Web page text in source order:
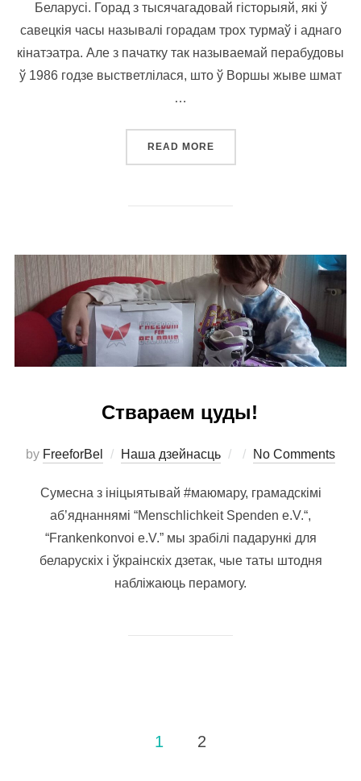
Беларусі. Горад з тысячагадовай гісторыяй, які ў
савецкія часы называлі горадам трох турмаў і аднаго
кінатэатра. Але з пачатку так называемай перабудовы
ў 1986 годзе выстветлілася, што ў Воршы жыве шмат
…
READ MORE“КНІГА “АРШАНСКАЯ
Ствараем цуды!
by FreeforBel Наша дзейнасць
Posted
No Comments
Сумесна з ініцыятывай #маюмару, грамадскімі
аб’яднаннямі “Menschlichkeit Spenden e.V.“,
“Frankenkonvoi e.V.” мы зрабілі падарункі для
беларускіх і ўкраінскіх дзетак, чые таты штодня
набліжаюць перамогу.
1 2